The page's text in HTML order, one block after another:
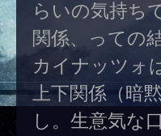
らいの気持ち
関係、っての
カイナッツォ
上下関係（暗
し。生意気な